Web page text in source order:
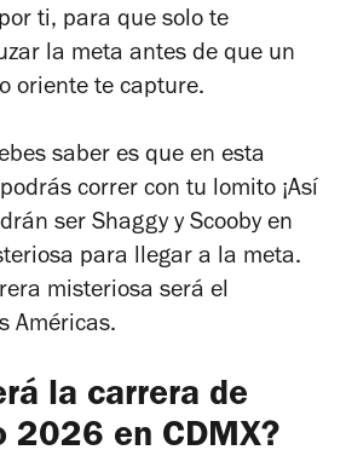
ti, para que solo te
la meta antes de que un
oriente te capture.
saber es que en esta
correr con tu lomito ¡Así
ser Shaggy y Scooby en
para llegar a la meta.
misteriosa será el
Américas.
la carrera de
2026 en CDMX?